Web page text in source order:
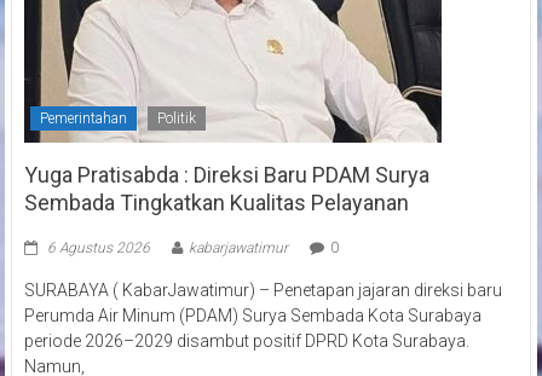
Pemerintahan Politik
Yuga Pratisabda : Direksi Baru PDAM Surya
Sembada Tingkatkan Kualitas Pelayanan
6 Agustus 2026 kabarjawatimur 0
SURABAYA ( KabarJawatimur) – Penetapan jajaran direksi baru
Perumda Air Minum (PDAM) Surya Sembada Kota Surabaya
periode 2026–2029 disambut positif DPRD Kota Surabaya.
Namun,